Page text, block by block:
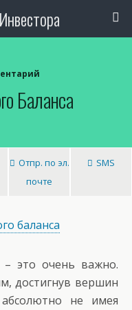
Баланса
Отпр. по эл.
почте
SMS
это очень важно.
достигнув вершин
не имея